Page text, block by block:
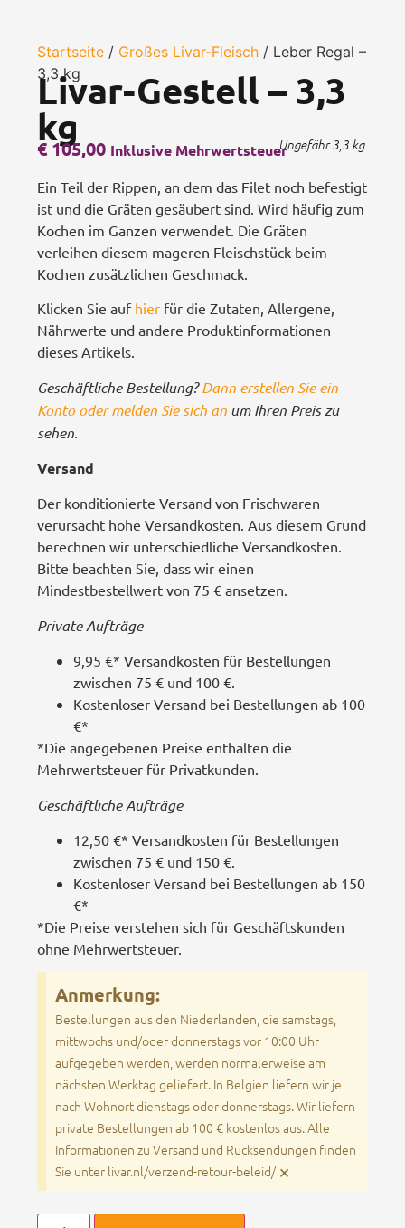
Startseite / Großes Livar-Fleisch / Leber Regal –
3,3 kg
Livar-Gestell – 3,3
kg Ungefähr 3,3 kg
€105,00 Inklusive Mehrwertsteuer
Ein Teil der Rippen, an dem das Filet noch befestigt
ist und die Gräten gesäubert sind. Wird häufig zum
Kochen im Ganzen verwendet. Die Gräten
verleihen diesem mageren Fleischstück beim
Kochen zusätzlichen Geschmack.
Klicken Sie auf hier für die Zutaten, Allergene,
Nährwerte und andere Produktinformationen
dieses Artikels.
Geschäftliche Bestellung?Dann erstellen Sie ein
Konto oder melden Sie sich an um Ihren Preis zu
sehen.
Versand
Der konditionierte Versand von Frischwaren
verursacht hohe Versandkosten. Aus diesem Grund
berechnen wir unterschiedliche Versandkosten.
Bitte beachten Sie, dass wir einen
Mindestbestellwert von 75 € ansetzen.
Private Aufträge
9,95 €* Versandkosten für Bestellungen
zwischen 75 € und 100 €.
Kostenloser Versand bei Bestellungen ab 100
€*
*Die angegebenen Preise enthalten die
Mehrwertsteuer für Privatkunden.
Geschäftliche Aufträge
12,50 €* Versandkosten für Bestellungen
zwischen 75 € und 150 €.
Kostenloser Versand bei Bestellungen ab 150
€*
*Die Preise verstehen sich für Geschäftskunden
ohne Mehrwertsteuer.
Anmerkung:
Bestellungen aus den Niederlanden, die samstags,
mittwochs und/oder donnerstags vor 10:00 Uhr
aufgegeben werden, werden normalerweise am
nächsten Werktag geliefert. In Belgien liefern wir je
nach Wohnort dienstags oder donnerstags. Wir liefern
private Bestellungen ab 100 € kostenlos aus. Alle
Informationen zu Versand und Rücksendungen finden
Sie unter livar.nl/verzend-retour-beleid/ ×